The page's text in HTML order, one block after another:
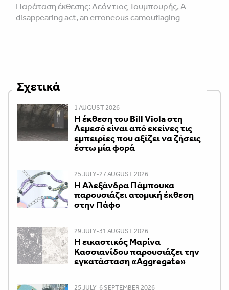
Παράταση έκθεσης: Λεόντιος Τουμπουρής, A
disappearing act, an erroneous camouflaging
Σχετικά
1 AUGUST 2026
Η έκθεση του Bill Viola στη
Λεμεσό είναι από εκείνες τις
εμπειρίες που αξίζει να ζήσεις
έστω μία φορά
25 JULY-27 AUGUST 2026
Η Αλεξάνδρα Πάμπουκα
παρουσιάζει ατομική έκθεση
στην Πάφο
29 JULY-31 AUGUST 2026
Η εικαστικός Μαρίνα
Κασσιανίδου παρουσιάζει την
εγκατάσταση «Aggregate»
25 JULY-6 SEPTEMBER 2026